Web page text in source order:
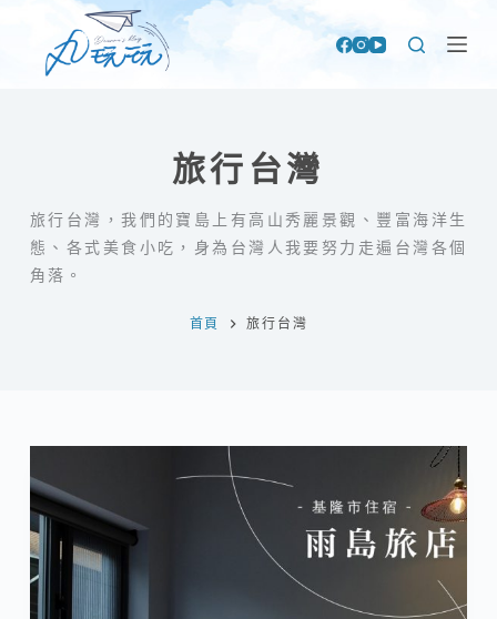
旅行台灣
旅行台灣，我們的寶島上有高山秀麗景觀、豐富海洋生
態、各式美食小吃，身為台灣人我要努力走遍台灣各個
角落。
首頁 旅行台灣